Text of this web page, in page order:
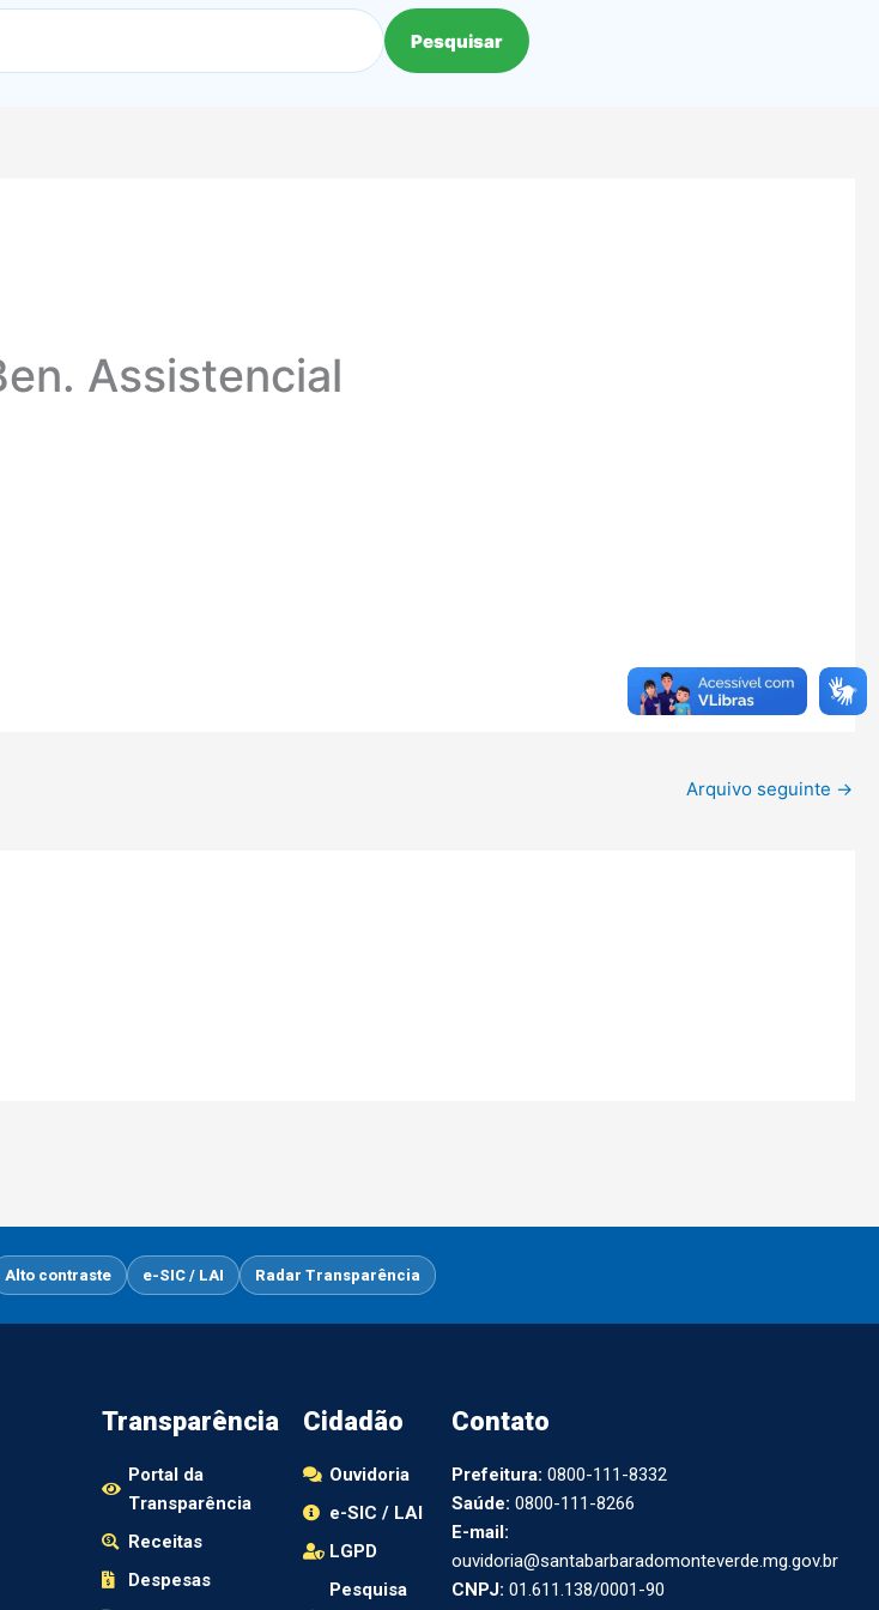
Pesquisar
Assistencial
Arquivo seguinte →
Alto contraste e-SIC / LAI Radar Transparência
Transparência
Portal da
Transparência
Receitas
Despesas
Cidadão
Ouvidoria
e-SIC / LAI
LGPD
Pesquisa
Contato
Prefeitura: 0800-111-8332
Saúde: 0800-111-8266
E-mail:
ouvidoria@santabarbaradomonteverde.mg.gov.br
CNPJ: 01.611.138/0001-90